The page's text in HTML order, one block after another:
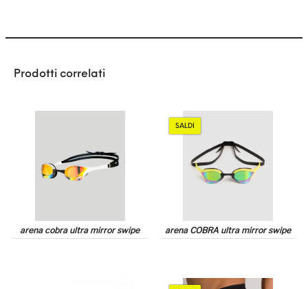
Prodotti correlati
arena cobra ultra mirror swipe
SALDI
arena COBRA ultra mirror swipe